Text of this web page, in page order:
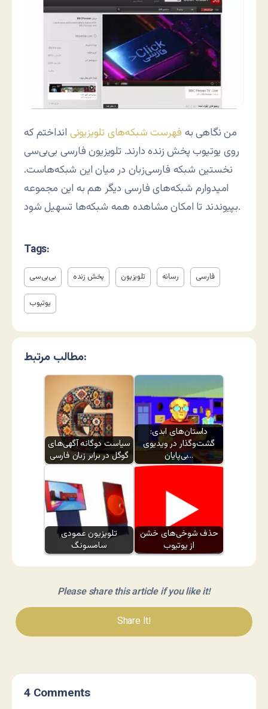
من نگاهی به فهرست شبکه‌های تلویزیونی انداختم که
روی یوتیوب پخش زنده دارند. تلویزیون فارسی بی‌بی‌سی
نخستین شبکه فارسی‌زبان در میان این شبکه‌هاست.
امیدوارم شبکه‌های فارسی دیگر هم به این مجموعه
بپیوندند تا امکان مشاهده همه شبکه‌ها تسهیل شود.
Tags:
بی‌بی‌سی پخش زنده تلویزیون رسانه فارسی
یوتیوب
مطالب مرتبط:
سیاست دوگانه آگهی‌های
گوگل در برابر زبان فارسی
داستان‌های ابدی:
گشت‌وگذار در ویدیوی
بی‌پایان…
تلویزیون عمودی
سامسونگ
حذف شوخی‌های خشن
از یوتیوب
Please share this article if you like it!
Share It!
4 Comments